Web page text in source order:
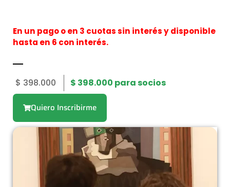
En un pago o en 3 cuotas sin interés y disponible
hasta en 6 con interés.
$ 398.000 $ 398.000 para socios
Quiero Inscribirme